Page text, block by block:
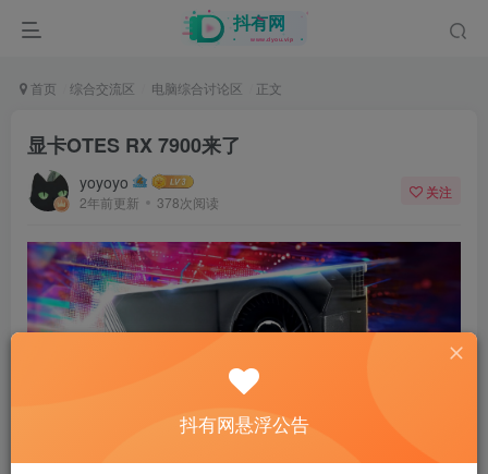
首页 综合交流区 电脑综合讨论区 正文
显卡OTES RX 7900来了
yoyoyo
2年前更新 378次阅读
关注
抖有网悬浮公告